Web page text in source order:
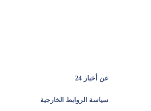
عن أخبار 24
سياسة الروابط الخارجية